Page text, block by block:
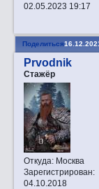
02.05.2023 19:17
Поделиться
Prvodnik
Стажёр
Откуда:Москва
Зарегистрирован:
04.10.2018